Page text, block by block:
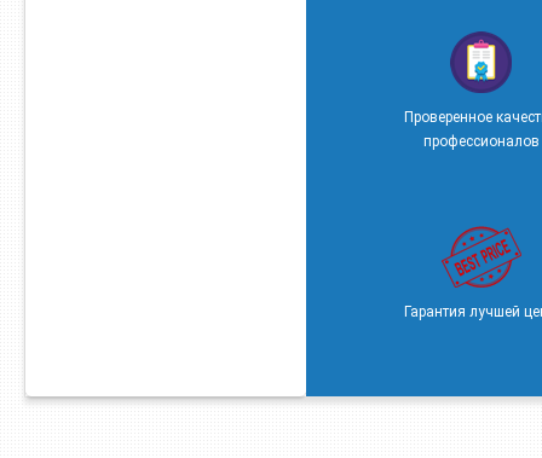
Проверенное
профессионалов
Гарантия лучшей